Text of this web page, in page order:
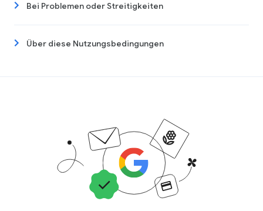
Bei Problemen oder Streitigkeiten
Über diese Nutzungsbedingungen